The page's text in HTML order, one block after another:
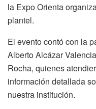
la Expo Orienta
plantel.
El evento contó con la
Alberto Alcázar
Rocha, quienes
información detallada
nuestra institución.